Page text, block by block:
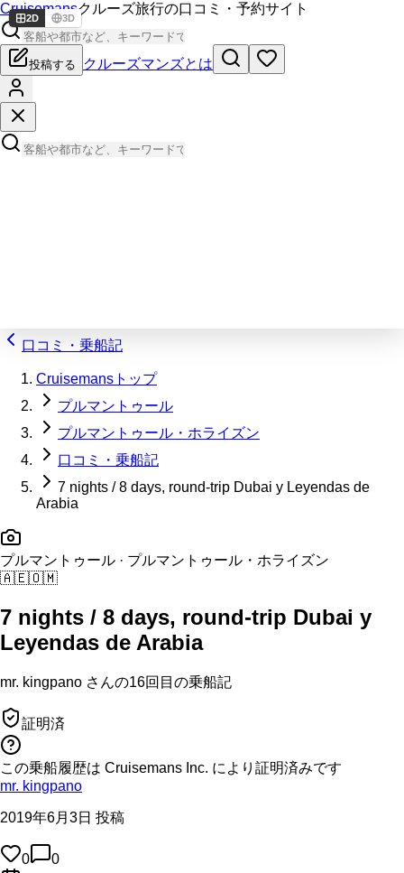
Cruisemansクルーズ旅行の口コミ・予約サイト
投稿する クルーズマンズとは
口コミ・乗船記
Cruisemansトップ
プルマントゥール
プルマントゥール・ホライズン
口コミ・乗船記
7 nights / 8 days, round-trip Dubai y Leyendas de
Arabia
プルマントゥール · プルマントゥール・ホライズン
🇦🇪🇴🇲
7 nights / 8 days, round-trip Dubai y
Leyendas de Arabia
mr. kingpano さんの16回目の乗船記
証明済
この乗船履歴は Cruisemans Inc. により証明済みです
mr. kingpano
2019年6月3日 投稿
0 0
2D 3D